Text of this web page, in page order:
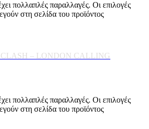
πολλαπλές παραλλαγές. Οι επιλογές
στη σελίδα του προϊόντος
– LONDON CALLING
πολλαπλές παραλλαγές. Οι επιλογές
στη σελίδα του προϊόντος